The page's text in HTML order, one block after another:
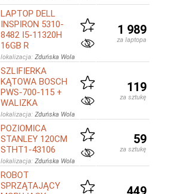
LAPTOP DELL
INSPIRON 5310-
8482 I5-11320H
16GB R
lokalizacja: Zduńska Wola
1 989
za laptopa
SZLIFIERKA
KĄTOWA BOSCH
PWS-700-115 +
WALIZKA
lokalizacja: Zduńska Wola
119
za sztukę
POZIOMICA
STANLEY 120CM
STHT1-43106
lokalizacja: Zduńska Wola
59
za sztukę
ROBOT
SPRZĄTAJĄCY
449